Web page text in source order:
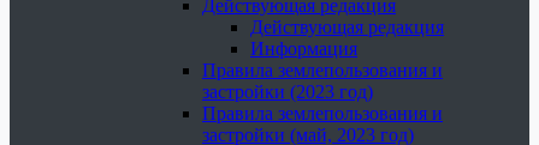
Действующая редакция
Действующая редакция
Информация
Правила землепользования и
застройки (2023 год)
Правила землепользования и
застройки (май, 2023 год)